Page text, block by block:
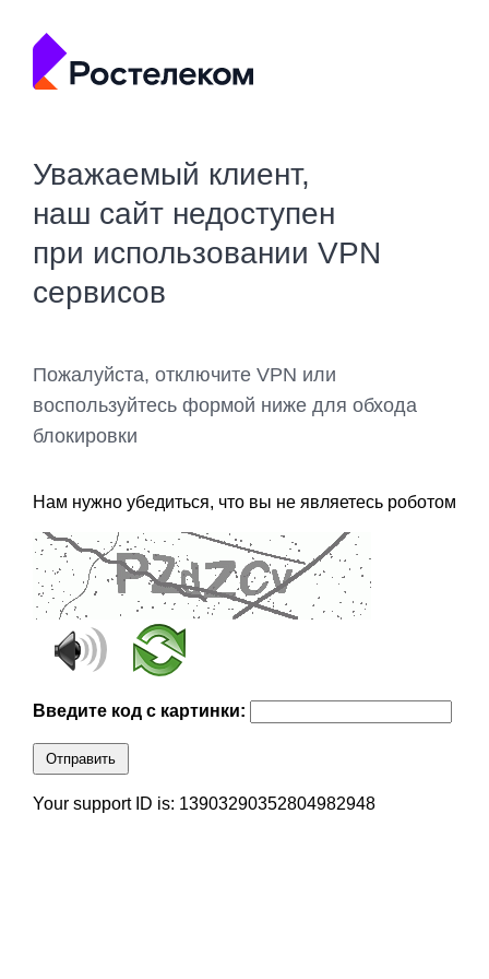
Уважаемый клиент,
наш сайт недоступен
при использовании VPN
сервисов
Пожалуйста, отключите VPN или
воспользуйтесь формой ниже для обхода
блокировки
Нам нужно убедиться, что вы не являетесь роботом
Введите код с картинки:
Отправить
Your support ID is: 13903290352804982948